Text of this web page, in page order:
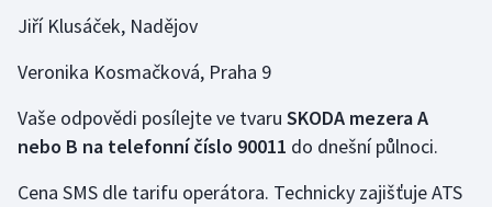
Gymnastika
Házená
Jezdectví
Jiří Klusáček, Nadějov
Veronika Kosmačková, Praha 9
Vaše odpovědi posílejte ve tvaru SKODA mezera A
nebo B na telefonní číslo 90011 do dnešní půlnoci.
Cena SMS dle tarifu operátora. Technicky zajišťuje ATS